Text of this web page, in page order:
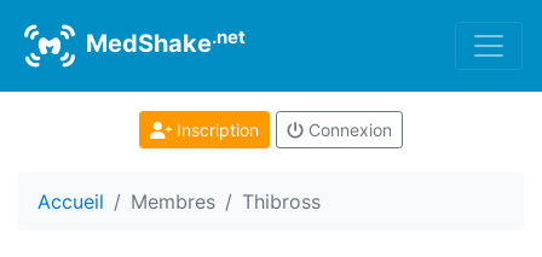
MedShake.net
Inscription Connexion
Accueil Membres Thibross